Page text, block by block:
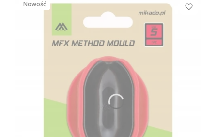
Nowość